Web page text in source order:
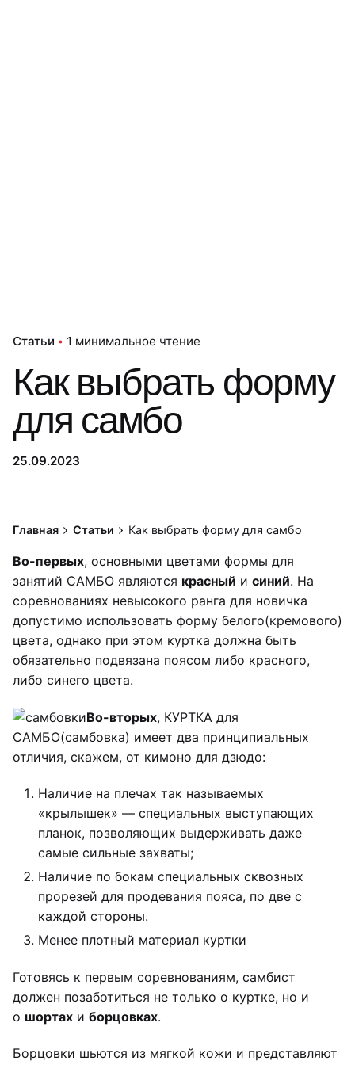
Статьи 1 минимальное чтение
Как выбрать форму
для самбо
25.09.2023
Главная Статьи Как выбрать форму для самбо
Во-первых, основными цветами формы для
занятий САМБО являются красный и синий. На
соревнованиях невысокого ранга для новичка
допустимо использовать форму белого(кремового)
цвета, однако при этом куртка должна быть
обязательно подвязана поясом либо красного,
либо синего цвета.
Во-вторых, КУРТКА для
САМБО(самбовка) имеет два принципиальных
отличия, скажем, от кимоно для дзюдо:
Наличие на плечах так называемых
«крылышек» — специальных выступающих
планок, позволяющих выдерживать даже
самые сильные захваты;
Наличие по бокам специальных сквозных
прорезей для продевания пояса, по две с
каждой стороны.
Менее плотный материал куртки
Готовясь к первым соревнованиям, самбист
должен позаботиться не только о куртке, но и
о шортах и борцовках.
Борцовки шьются из мягкой кожи и представляют